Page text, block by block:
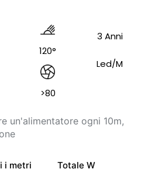
120°
>80
3 Anni
Led/M
un'alimentatore ogni 10m,
i metri
Totale W